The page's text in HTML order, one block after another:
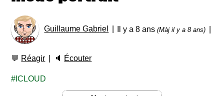
Guillaume Gabriel Il y a 8 ans(Màj il y a 8 ans)
💬 Réagir 🔈 Écouter
ICLOUD